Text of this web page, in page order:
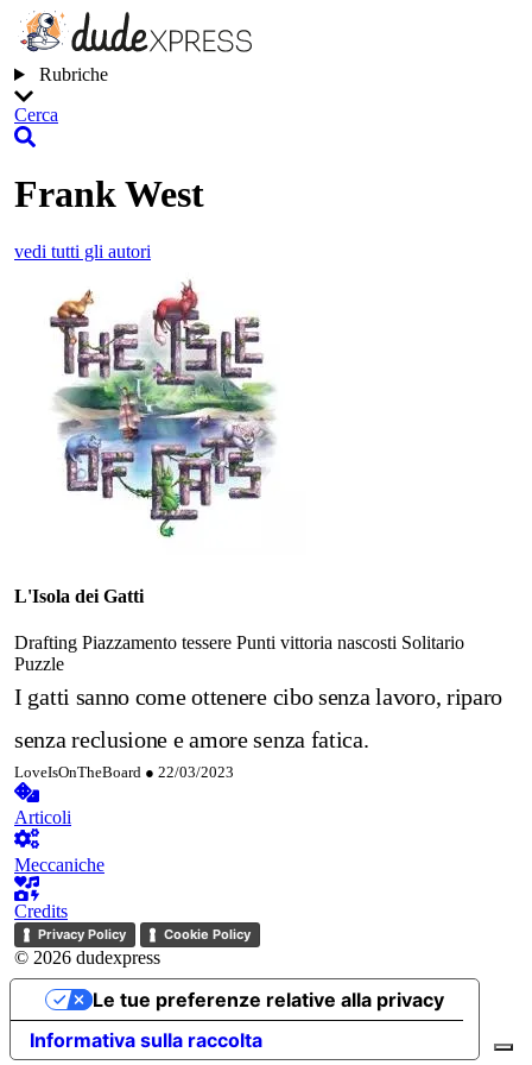
Rubriche
Cerca
Frank West
vedi tutti gli autori
L'Isola dei Gatti
Drafting Piazzamento tessere Punti vittoria nascosti Solitario
Puzzle
I gatti sanno come ottenere cibo senza lavoro, riparo
senza reclusione e amore senza fatica.
LoveIsOnTheBoard ● 22/03/2023
Articoli
Meccaniche
Credits
Privacy Policy Cookie Policy
© 2026 dudexpress
Informativa sulla raccolta
Le tue preferenze relative alla privacy